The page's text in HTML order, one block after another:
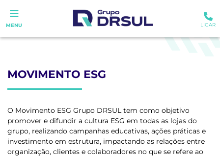
MENU LIGAR
MOVIMENTO ESG
O Movimento ESG Grupo DRSUL tem como objetivo
promover e difundir a cultura ESG em todas as lojas do
grupo, realizando campanhas educativas, ações práticas e
investimento em estrutura, impactando as relações entre
organização, clientes e colaboradores no que se refere ao